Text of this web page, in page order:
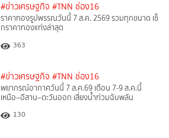
#ข่าวเศรษฐกิจ #TNN ช่อง16
ราคาทองรูปพรรณวันนี้ 7 ส.ค. 2569 รวมทุกขนาด เช็
กราคาทองแท่งล่าสุด
363
#ข่าวเศรษฐกิจ #TNN ช่อง16
พยากรณ์อากาศวันนี้ 7 ส.ค.69 เตือน 7-9 ส.ค.นี้
เหนือ–อีสาน–ตะวันออก เสี่ยงน้ำท่วมฉับพลัน
130